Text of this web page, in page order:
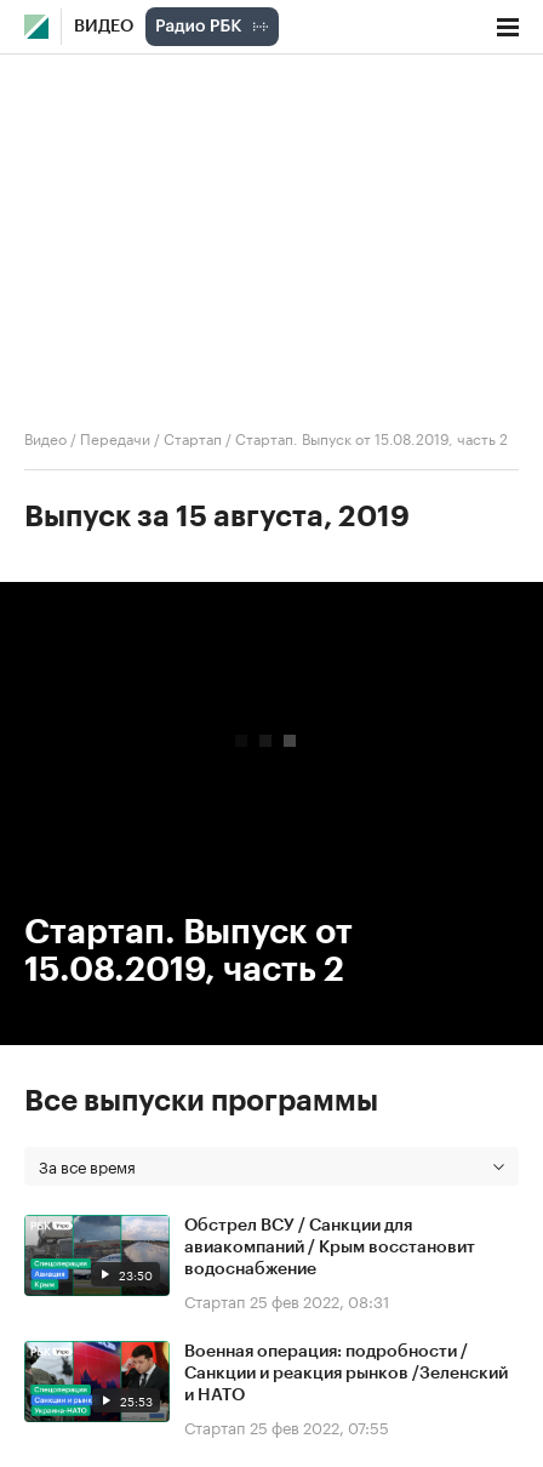
ВИДЕО
Видео / Передачи /Стартап /Стартап. Выпуск от 15.08.2019, часть 2
Выпуск за 15 августа, 2019
Стартап. Выпуск от
15.08.2019, часть 2
Все выпуски программы
За все время
23:50
Обстрел ВСУ / Санкции для
авиакомпаний / Крым восстановит
водоснабжение
Стартап 25 фев 2022, 08:31
25:53
Военная операция: подробности /
Санкции и реакция рынков /Зеленский
и НАТО
Стартап 25 фев 2022, 07:55